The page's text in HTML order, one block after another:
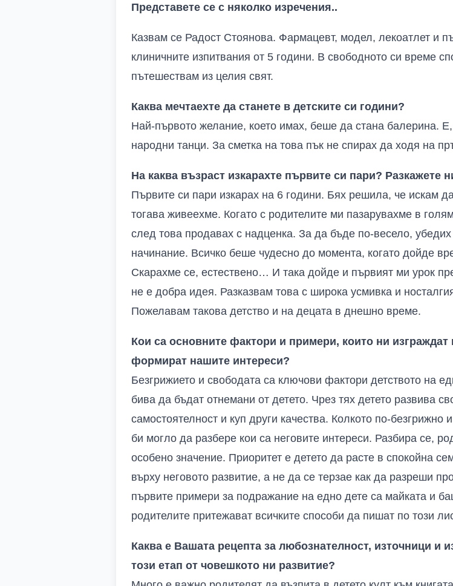
Представете се с няколко изречения..
Казвам се Радост Стоянова. Фармацевт, модел, лекоатлет и
клиничните изпитвания от 5 години. В свободното си време
пътешествам из целия свят.
Каква мечтаехте да станете в детските си години?
Най-първото желание, което имах, беше да стана балерина.
народни танци. За сметка на това пък не спирах да ходя на
На каква възраст изкарахте първите си пари? Разкажете
Първите си пари изкарах на 6 години. Бях решила, че искам
тогава живеехме. Когато с родителите ми пазарувахме в
след това продавах с надценка. За да бъде по-весело,
начинание. Всичко беше чудесно до момента, когато дойде
Скарахме се, естествено… И така дойде и първият ми урок
не е добра идея. Разказвам това с широка усмивка и
Пожелавам такова детство и на децата в днешно време.
Кои са основните фактори и примери, които ни изграждат
формират нашите интереси?
Безгрижието и свободата са ключови фактори детството на
бива да бъдат отнемани от детето. Чрез тях детето развива
самостоятелност и куп други качества. Колкото по-
би могло да разбере кои са неговите интереси. Разбира се,
особено значение. Приоритет е детето да расте в спокойна
върху неговото развитие, а не да се терзае как да разреши
първите примери за подражание на едно дете са майката и
родителите притежават всичките способи да пишат по този
Каква е Вашата рецепта за любознателност, източници
този етап от човешкото ни развитие?